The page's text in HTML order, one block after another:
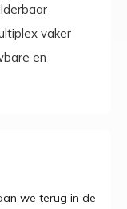
vaker
en
we terug in de